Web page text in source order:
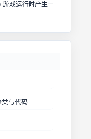
戏运行时产生一个0－1000
类与代码